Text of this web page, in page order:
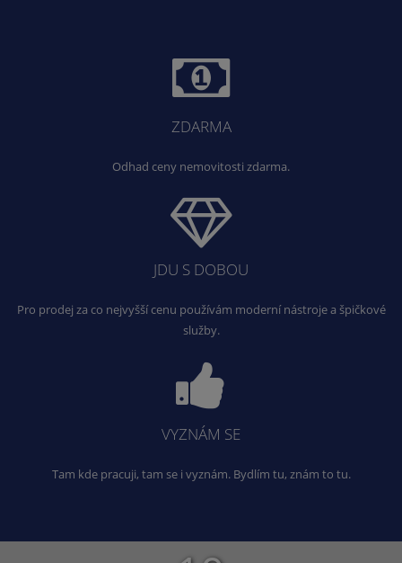
ZDARMA
Odhad ceny nemovitosti zdarma.
JDU S DOBOU
Pro prodej za co nejvyšší cenu používám moderní nástroje a špičkové
služby.
VYZNÁM SE
Tam kde pracuji, tam se i vyznám. Bydlím tu, znám to tu.